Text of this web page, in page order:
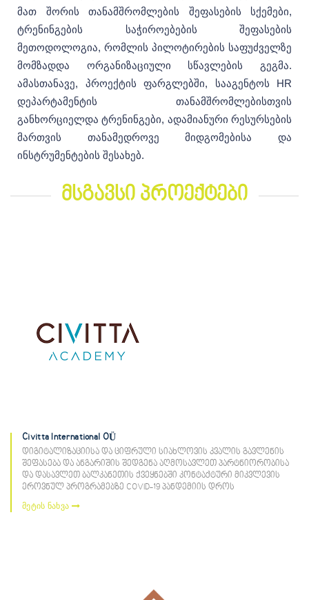
მათ შორის თანამშრომლების შეფასების სქემები,
ტრენინგების საჭიროებების შეფასების
მეთოდოლოგია, რომლის პილოტირების საფუძველზე
მომზადდა ორგანიზაციული სწავლების გეგმა.
ამასთანავე, პროექტის ფარგლებში, სააგენტოს HR
დეპარტამენტის თანამშრომლებისთვის
განხორციელდა ტრენინგები, ადამიანური რესურსების
მართვის თანამედროვე მიდგომებისა და
ინსტრუმენტების შესახებ.
მსგავსი პროექტები
Civitta International OÜ
დიგიტალიზაციისა და ციფრული სიახლოვის კვალის გავლენის
შეფასება და ანგარიშის შედგენა აღმოსავლეთ პარტნიორობისა
და დასავლეთ ბალკანეთის ქვეყნებში კონტაქტური მიკვლევის
ეროვნულ პროგრამებზე COVID-19 პანდემიის დროს
მეტის ნახვა